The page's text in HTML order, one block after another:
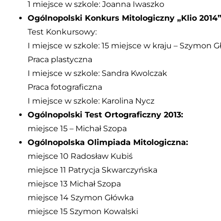
1 miejsce w szkole: Joanna Iwaszko
Ogólnopolski Konkurs Mitologiczny „Klio 2014”
Test Konkursowy:
I miejsce w szkole: 15 miejsce w kraju – Szymon
Praca plastyczna
I miejsce w szkole: Sandra Kwolczak
Praca fotograficzna
I miejsce w szkole: Karolina Nycz
Ogólnopolski Test Ortograficzny 2013:
miejsce 15 – Michał Szopa
Ogólnopolska Olimpiada Mitologiczna:
miejsce 10 Radosław Kubiś
miejsce 11 Patrycja Skwarczyńska
miejsce 13 Michał Szopa
miejsce 14 Szymon Główka
miejsce 15 Szymon Kowalski